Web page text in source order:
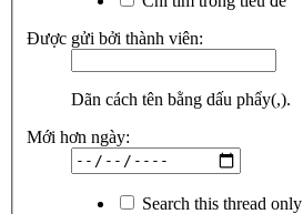
Được gửi bởi thành viên:
Dãn cách tên bằng dấu phẩy(,).
Mới hơn ngày:
Search this thread only